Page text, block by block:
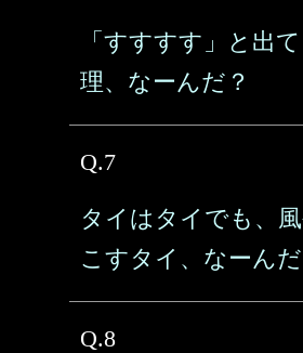
「すすすす」と出
理、なーんだ？
Q.7
タイはタイでも、
こすタイ、なーんだ
Q.8